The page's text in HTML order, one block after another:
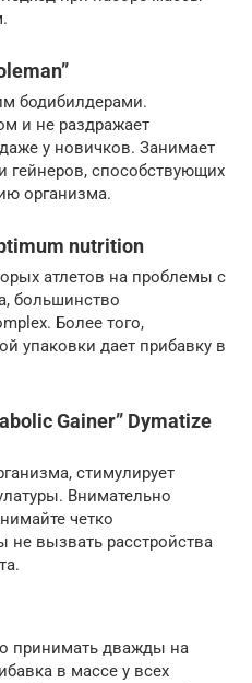
бодибилдерами.
и не раздражает
у новичков. Занимает
способствующих
организма.
nutrition
атлетов на проблемы с
большинство
Более того,
упаковки дает прибавку в
Gainer” Dymatize
стимулирует
Внимательно
четко
не вызвать расстройства
принимать дважды на
в массе у всех